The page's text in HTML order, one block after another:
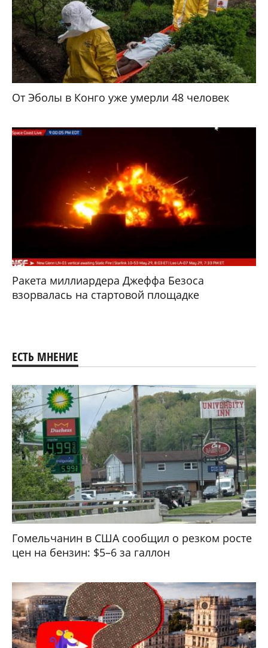
От Эболы в Конго уже умерли 48 человек
Ракета миллиардера Джеффа Безоса
взорвалась на стартовой площадке
ЕСТЬ МНЕНИЕ
Гомельчанин в США сообщил о резком росте
цен на бензин: $5–6 за галлон